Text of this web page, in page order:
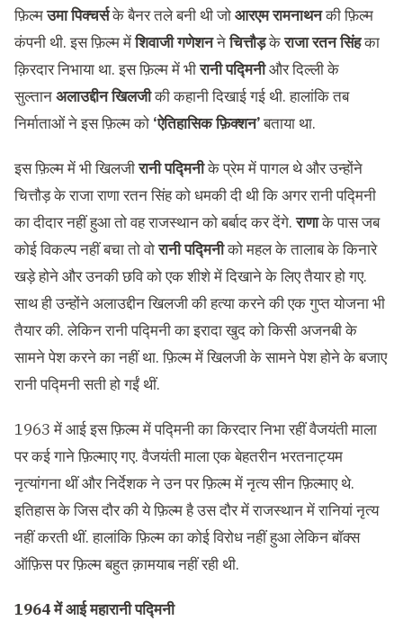
फ़िल्मउमा पिक्चर्सके बैनर तले बनी थी जोआरएम रामनाथनकी फ़िल्म
कंपनी थी. इस फ़िल्म मेंशिवाजी गणेशननेचित्तौड़केराजा रतन सिंहका
क़िरदार निभाया था. इस फ़िल्म में भीरानी पद्मिनीऔर दिल्ली के
सुल्तानअलाउद्दीन खिलजीकी कहानी दिखाई गई थी. हालांकि तब
निर्माताओं ने इस फ़िल्म को ‘ऐतिहासिक फ़िक्शन’बताया था.
इस फ़िल्म में भी खिलजीरानी पद्मिनीके प्रेम में पागल थे और उन्होंने
चित्तौड़ के राजा राणा रतन सिंह को धमकी दी थी कि अगर रानी पद्मिनी
का दीदार नहीं हुआ तो वह राजस्थान को बर्बाद कर देंगे.राणाके पास जब
कोई विकल्प नहीं बचा तो वोरानी पद्मिनीको महल के तालाब के किनारे
खड़े होने और उनकी छवि को एक शीशे में दिखाने के लिए तैयार हो गए.
साथ ही उन्होंने अलाउद्दीन खिलजी की हत्या करने की एक गुप्त योजना भी
तैयार की. लेकिन रानी पद्मिनी का इरादा खुद को किसी अजनबी के
सामने पेश करने का नहीं था. फ़िल्म में खिलजी के सामने पेश होने के बजाए
रानी पद्मिनी सती हो गईं थीं.
1963 में आई इस फ़िल्म में पद्मिनी का किरदार निभा रहीं वैजयंती माला
पर कई गाने फ़िल्माए गए. वैजयंती माला एक बेहतरीन भरतनाट्यम
नृत्यांगना थीं और निर्देशक ने उन पर फ़िल्म में नृत्य सीन फ़िल्माए थे.
इतिहास के जिस दौर की ये फ़िल्म है उस दौर में राजस्थान में रानियां नृत्य
नहीं करती थीं. हालांकि फ़िल्म का कोई विरोध नहीं हुआ लेकिन बॉक्स
ऑफ़िस पर फ़िल्म बहुत क़ामयाब नहीं रही थी.
1964 में आई महारानी पद्मिनी